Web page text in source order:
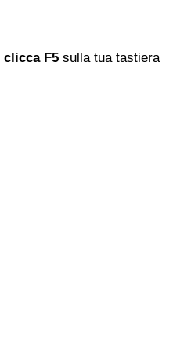
clicca F5 sulla tua tastiera